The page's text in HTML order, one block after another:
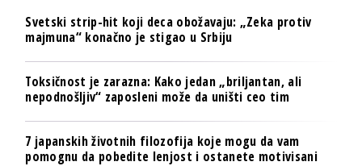
Svetski strip-hit koji deca obožavaju: „Zeka protiv
majmuna“ konačno je stigao u Srbiju
Toksičnost je zarazna: Kako jedan „briljantan, ali
nepodnošljiv“ zaposleni može da uništi ceo tim
7 japanskih životnih filozofija koje mogu da vam
pomognu da pobedite lenjost i ostanete motivisani